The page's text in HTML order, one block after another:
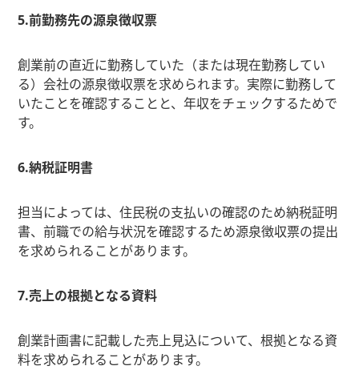
5.前勤務先の源泉徴収票
創業前の直近に勤務していた（または現在勤務してい
る）会社の源泉徴収票を求められます。実際に勤務して
いたことを確認することと、年収をチェックするためで
す。
6.納税証明書
担当によっては、住民税の支払いの確認のため納税証明
書、前職での給与状況を確認するため源泉徴収票の提出
を求められることがあります。
7.売上の根拠となる資料
創業計画書に記載した売上見込について、根拠となる資
料を求められることがあります。